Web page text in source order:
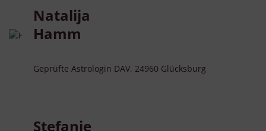
Natalija
Hamm
Geprüfte Astrologin DAV, 24960 Glücksburg
Stefanie